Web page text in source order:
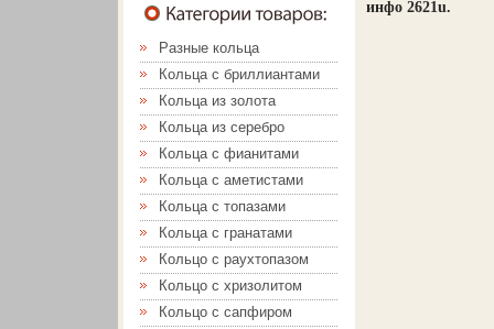
Разные кольца
Кольца с бриллиантами
Кольца из золота
Кольца из серебро
Кольца с фианитами
Кольца с аметистами
Кольца с топазами
Кольца с гранатами
Кольцо с раухтопазом
Кольцо с хризолитом
Кольцо с сапфиром
инфо 2621u.